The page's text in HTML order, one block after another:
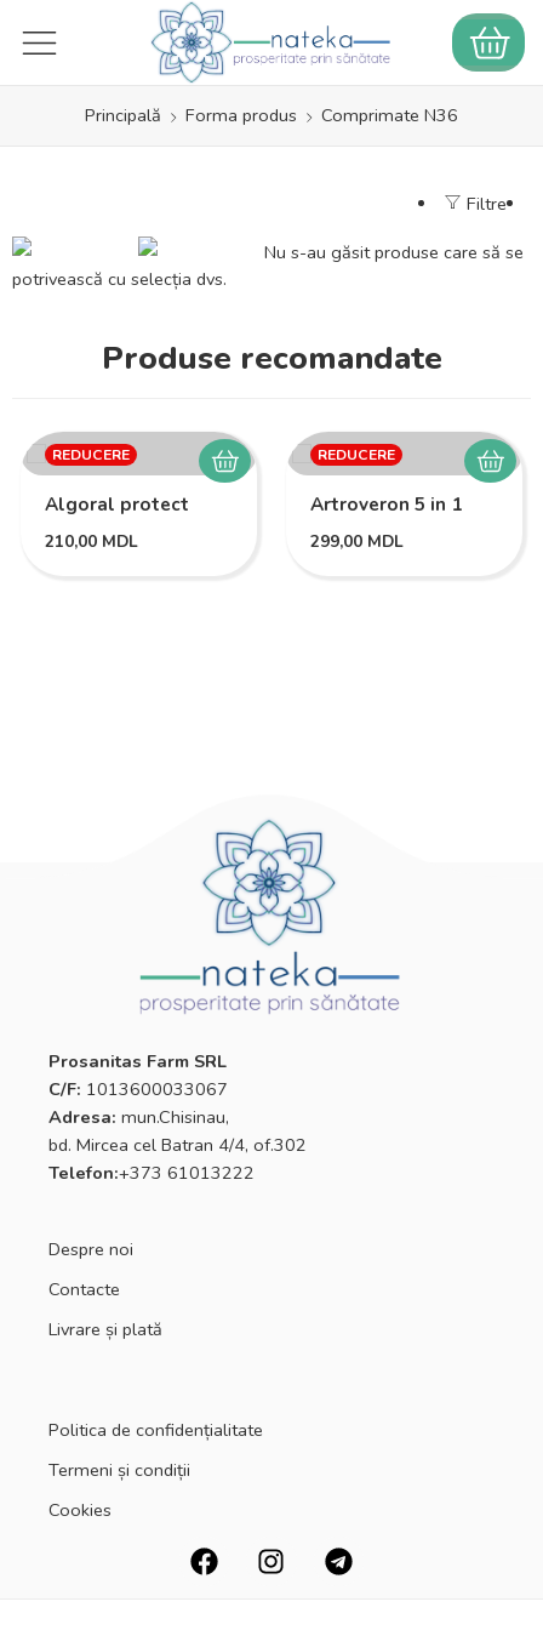
Principală Forma produs Comprimate N36
Filtre
Nu s-au găsit produse care să se
potrivească cu selecția dvs.
Produse recomandate
REDUCERE
Algoral protect
210,00 MDL
REDUCERE
Artroveron 5 in 1
299,00 MDL
Prosanitas Farm SRL
C/F: 1013600033067
Adresa: mun.Chisinau,
bd. Mircea cel Batran 4/4, of.302
Telefon:+373 61013222
Despre noi
Contacte
Livrare și plată
Politica de confidențialitate
Termeni și condiții
Cookies